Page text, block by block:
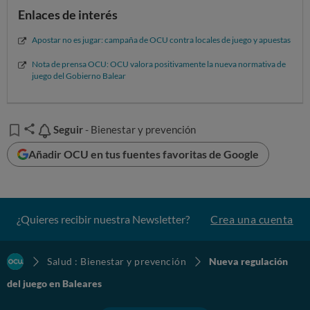
conseguir grandes cosas.
Enlaces de interés
Apostar no es jugar: campaña de OCU contra locales de juego y apuestas
Nota de prensa OCU: OCU valora positivamente la nueva normativa de
juego del Gobierno Balear
Seguir
Seguir - Bienestar y prevención
Añadir OCU en tus fuentes favoritas de Google
¿Quieres recibir nuestra Newsletter? Crea una cuenta
Salud : Bienestar y prevención
Nueva regulación
del juego en Baleares